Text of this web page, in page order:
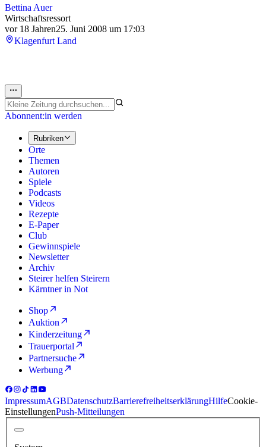
Bettina Auer
Wirtschaftsressort
vor 18 Jahren25. Juni 2008 um 17:03
Klagenfurt Land
Abonnent:in werden
Rubriken
Orte
Themen
Autoren
Spiele
Podcasts
Videos
Rezepte
E-Paper
Club
Gewinnspiele
Newsletter
Archiv
Steirer helfen Steirern
Kärntner in Not
Shop
Auktion
Kinderzeitung
Trauerportal
Partnersuche
Werbung
ImpressumAGBDatenschutzBarrierefreiheitserklärungHilfeCookie-
EinstellungenPush-Mitteilungen